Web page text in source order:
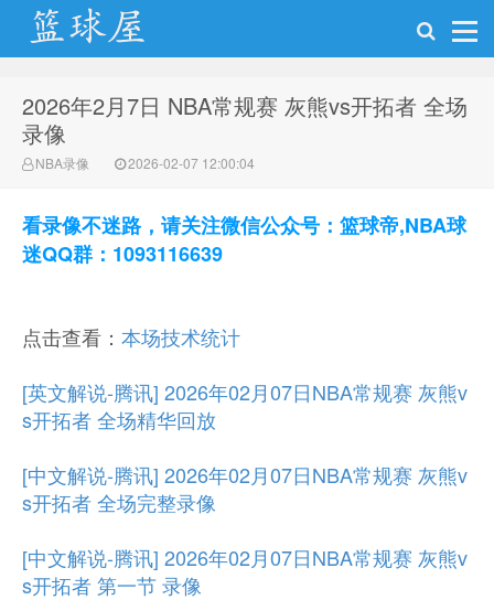
NBA录像网
2026年2月7日 NBA常规赛 灰熊vs开拓者 全场
录像
NBA录像 2026-02-07 12:00:04
看录像不迷路，请关注微信公众号：篮球帝,NBA球
迷QQ群：1093116639
点击查看： 本场技术统计
[英文解说-腾讯] 2026年02月07日NBA常规赛 灰熊v
s开拓者 全场精华回放
[中文解说-腾讯] 2026年02月07日NBA常规赛 灰熊v
s开拓者 全场完整录像
[中文解说-腾讯] 2026年02月07日NBA常规赛 灰熊v
s开拓者 第一节 录像